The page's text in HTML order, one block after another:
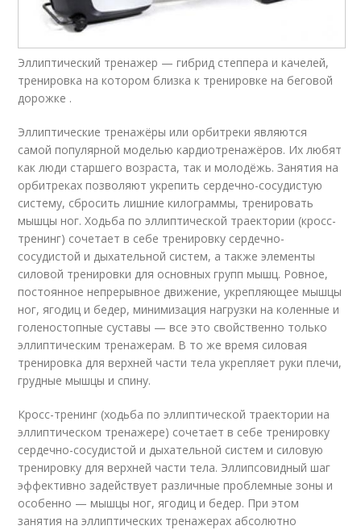
Эллиптический тренажер — гибрид степпера и качелей,
тренировка на котором близка к тренировке на беговой
дорожке .
Эллиптические тренажёры или орбитреки являются
самой популярной моделью кардиотренажёров. Их любят
как люди старшего возраста, так и молодёжь. Занятия на
орбитреках позволяют укрепить сердечно-сосудистую
систему, сбросить лишние килограммы, тренировать
мышцы ног. Ходьба по эллиптической траектории (кросс-
тренинг) сочетает в себе тренировку сердечно-
сосудистой и дыхательной систем, а также элементы
силовой тренировки для основных групп мышц. Ровное,
постоянное непрерывное движение, укрепляющее мышцы
ног, ягодиц и бедер, минимизация нагрузки на коленные и
голеностопные суставы — все это свойственно только
эллиптическим тренажерам. В то же время силовая
тренировка для верхней части тела укрепляет руки плечи,
грудные мышцы и спину.
Кросс-тренинг (ходьба по эллиптической траектории на
эллиптическом тренажере) сочетает в себе тренировку
сердечно-сосудистой и дыхательной систем и силовую
тренировку для верхней части тела. Эллипсовидный шаг
эффективно задействует различные проблемные зоны и
особенно — мышцы ног, ягодиц и бедер. При этом
занятия на эллиптических тренажерах абсолютно